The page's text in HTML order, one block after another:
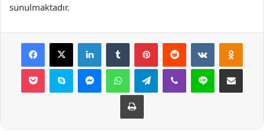
sunulmaktadır.
Facebook
X LinkedInTumblr PinterestReddit VKontakte
Pocket Skype MessengerWhatsAppTelegramViber Line E-Posta ile
Yazdır